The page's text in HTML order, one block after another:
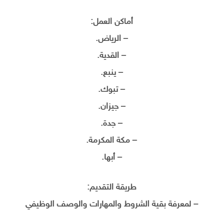
أماكن العمل:
– الرياض.
– القدية.
– ينبع.
– تبوك.
– جيزان.
– جدة.
– مكة المكرمة.
– أبها.
طريقة التقديم:
– لمعرفة بقية الشروط والمهارات والوصف الوظيفي